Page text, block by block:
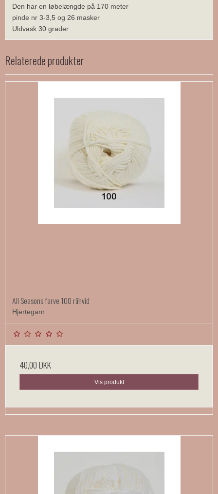
Den har en løbelængde på 170 meter
pinde nr 3-3,5 og 26 masker
Uldvask 30 grader
Relaterede produkter
All Seasons farve 100 råhvid
Hjertegarn
40,00 DKK
Vis produkt